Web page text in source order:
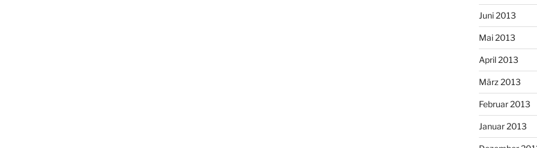
Juni 2013
Mai 2013
April 2013
März 2013
Februar 2013
Januar 2013